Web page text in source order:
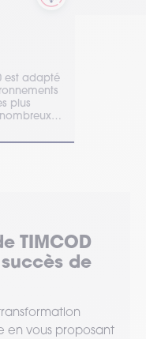
est adapté
plus
TIMCOD
de
en vous proposant